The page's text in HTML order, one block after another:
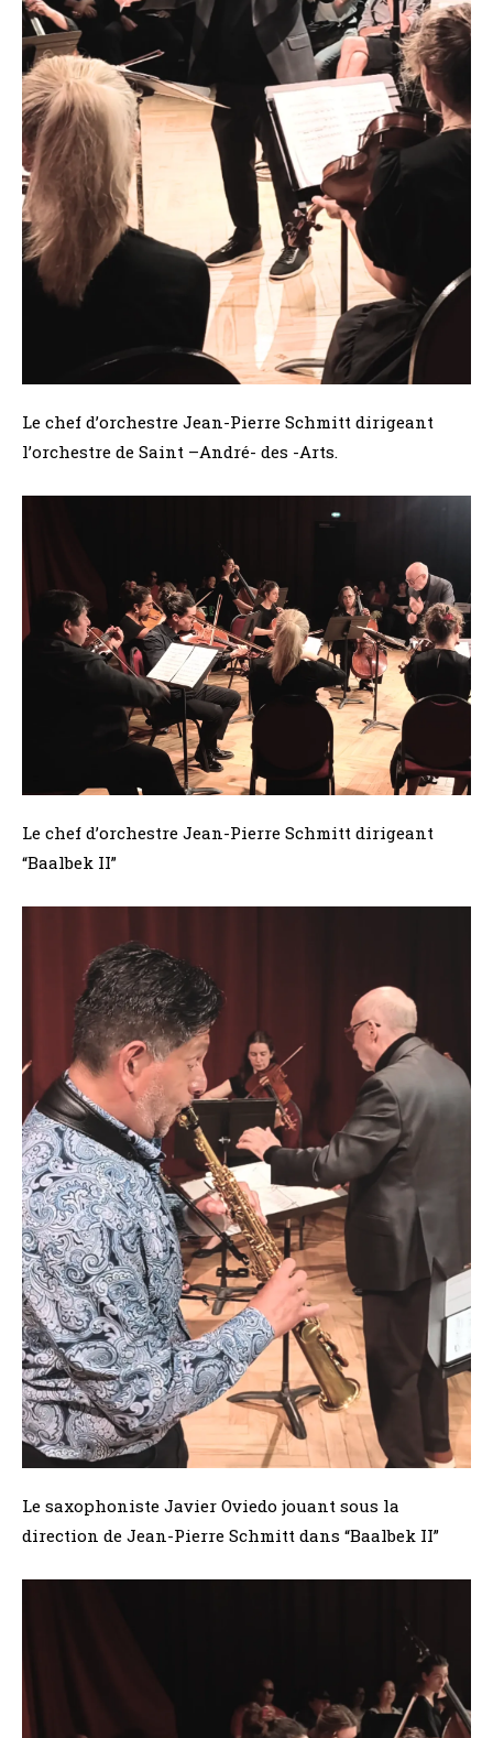
Le chef d’orchestre Jean-Pierre Schmitt dirigeant
l’orchestre de Saint –André- des -Arts.
Le chef d’orchestre Jean-Pierre Schmitt dirigeant
“Baalbek II”
Le saxophoniste Javier Oviedo jouant sous la
direction de Jean-Pierre Schmitt dans “Baalbek II”